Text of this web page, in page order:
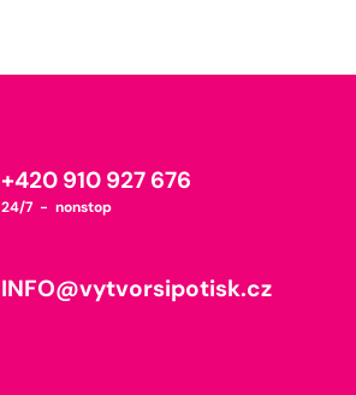
+420 910 927 676
24/7 - nonstop
INFO@vytvorsipotisk.cz